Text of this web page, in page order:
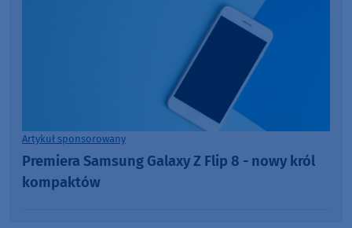
Artykuł sponsorowany
Premiera Samsung Galaxy Z Flip 8 - nowy król
kompaktów